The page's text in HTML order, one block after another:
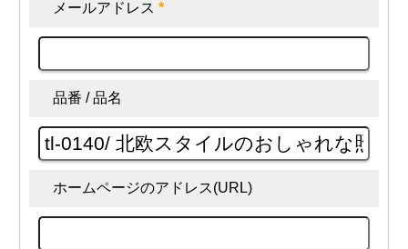
メールアドレス *
品番 / 品名
ホームページのアドレス(URL)